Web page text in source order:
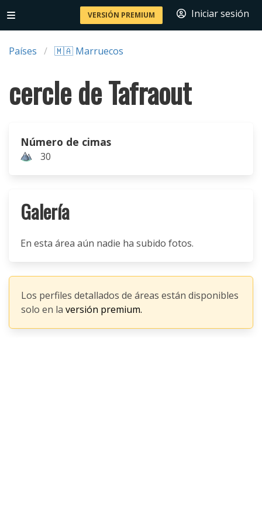
VERSIÓN PREMIUM Iniciar sesión
Países 🇲🇦 Marruecos
cercle de Tafraout
Número de cimas
30
Galería
En esta área aún nadie ha subido fotos.
Los perfiles detallados de áreas están disponibles
solo en la versión premium.